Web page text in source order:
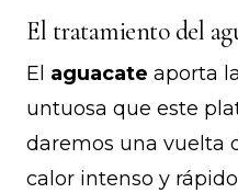
El tratamiento del
El aguacate aporta
untuosa que este
daremos una vuelta
calor intenso y